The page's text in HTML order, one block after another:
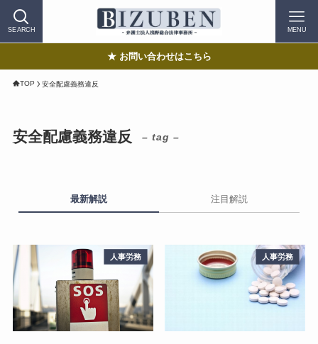
SEARCH MENU
★ お問い合わせはこちら
TOP 安全配慮義務違反
安全配慮義務違反 – tag –
最新解説 注目解説
人事労務 人事労務